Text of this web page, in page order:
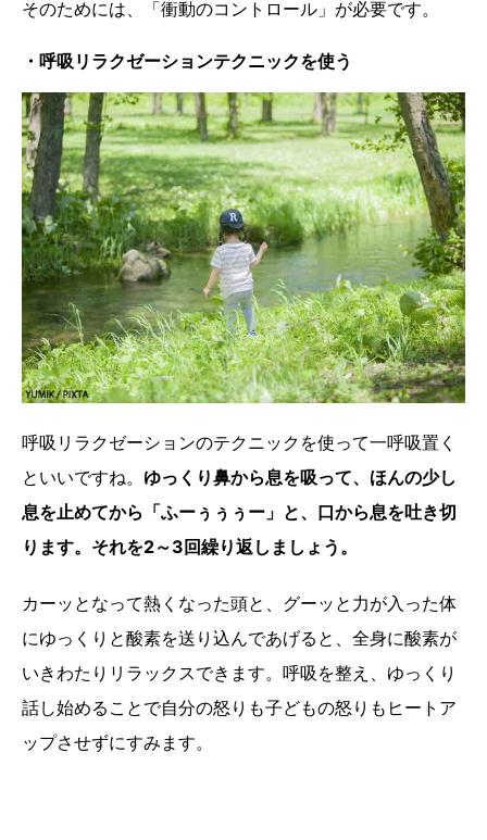
そのためには、「衝動のコントロール」が必要です。
・呼吸リラクゼーションテクニックを使う
呼吸リラクゼーションのテクニックを使って一呼吸置く
といいですね。 ゆっくり鼻から息を吸って、ほんの少し
息を止めてから「ふーぅぅぅー」と、口から息を吐き切
ります。それを2～3回繰り返しましょう。
カーッとなって熱くなった頭と、グーッと力が入った体
にゆっくりと酸素を送り込んであげると、全身に酸素が
いきわたりリラックスできます。呼吸を整え、ゆっくり
話し始めることで自分の怒りも子どもの怒りもヒートア
ップさせずにすみます。